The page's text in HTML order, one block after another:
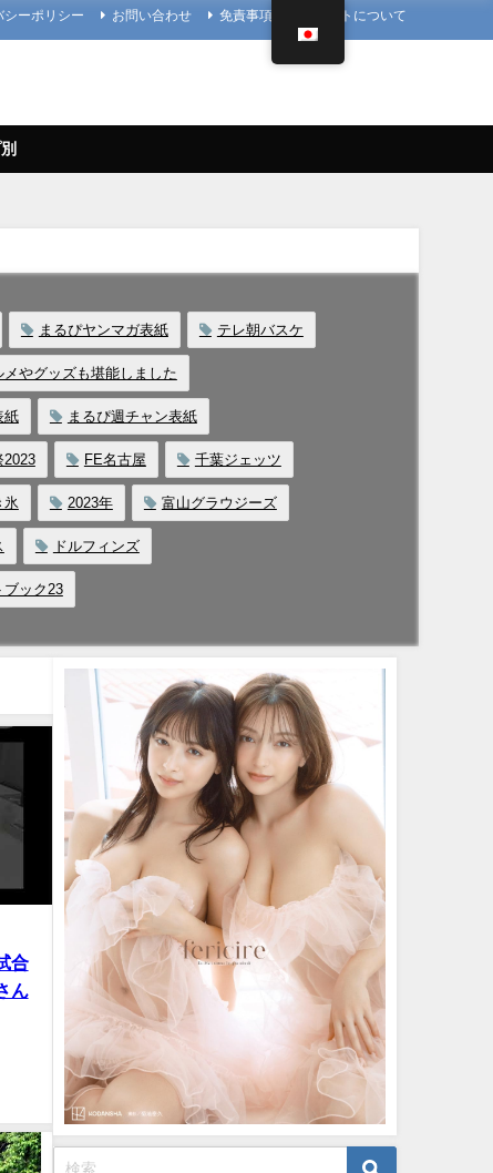
シーポリシー お問い合わせ 免責事項 当サイトについて
まるぴヤンマガ表紙 テレ朝バスケ
メやグッズも堪能しました
紙 まるぴ週チャン表紙
2023 FE名古屋 千葉ジェッツ
氷 2023年 富山グラウジーズ
ドルフィンズ
ブック23
合
ん